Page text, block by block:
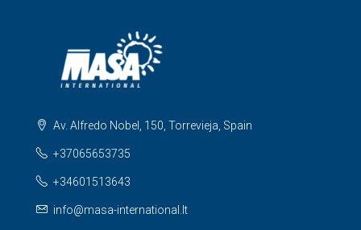
Av. Alfredo Nobel, 150, Torrevieja, Spain
+37065653735
+34601513643
info@masa-international.lt